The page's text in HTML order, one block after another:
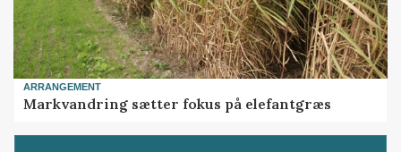
ARRANGEMENT
Markvandring sætter fokus på elefantgræs